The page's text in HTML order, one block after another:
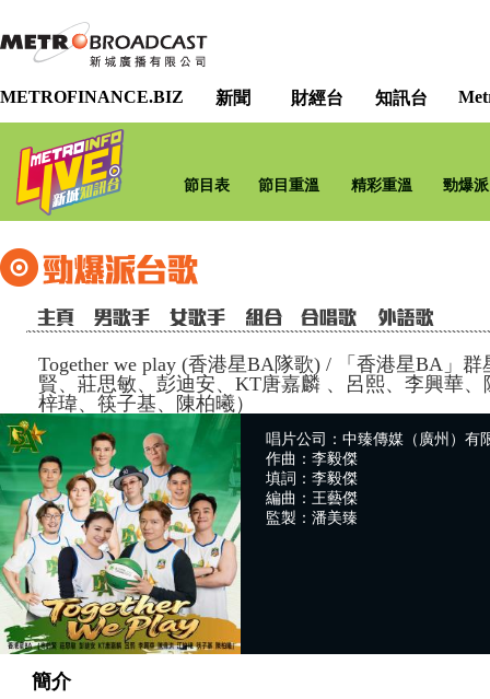
METROFINANCE.BIZ 新聞 財經台 知訊台
節目表 節目重溫 精彩重溫 勁爆
Together we play (香港星BA隊歌) /
「香港星BA」
賢、莊思敏、彭迪安、KT唐嘉麟 、呂熙、李興華、
梓瑋、筷子基、陳柏曦）
唱片公司：中臻傳媒（廣州）有
作曲：李毅傑
填詞：李毅傑
編曲：王藝傑
監製：潘美臻
簡介